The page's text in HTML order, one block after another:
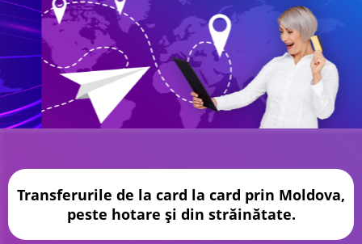
Transferurile de la card la card prin Moldova,
peste hotare și din străinătate.